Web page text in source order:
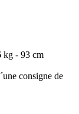
kg - 93 cm
consigne de